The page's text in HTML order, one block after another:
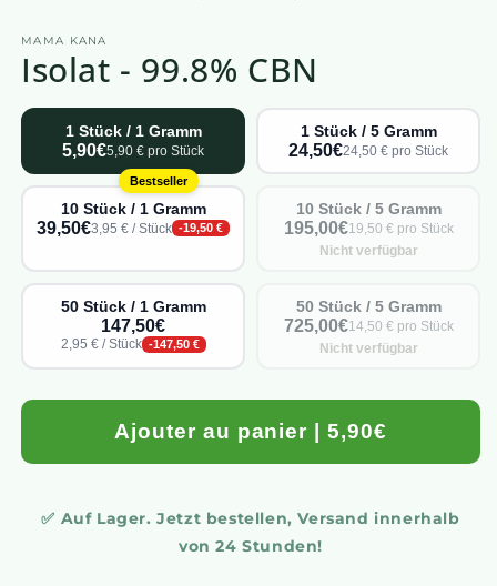
MAMA KANA
Isolat - 99.8% CBN
1 Stück / 1 Gramm
5,90€5,90 € pro Stück
1 Stück / 5 Gramm
24,50€24,50 € pro Stück
Bestseller
10 Stück / 1 Gramm
39,50€3,95 € / Stück -19,50 €
10 Stück / 5 Gramm
195,00€19,50 € pro Stück
Nicht verfügbar
50 Stück / 1 Gramm
147,50€
2,95 € / Stück -147,50 €
50 Stück / 5 Gramm
725,00€14,50 € pro Stück
Nicht verfügbar
Ajouter au panier | 5,90€
✅ Auf Lager. Jetzt bestellen, Versand innerhalb
von 24 Stunden!